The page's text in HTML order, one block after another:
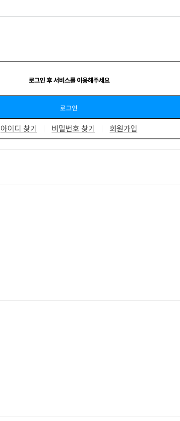
로그인 후 서비스를 이용해주세요
아이디 찾기 비밀번호 찾기 회원가입